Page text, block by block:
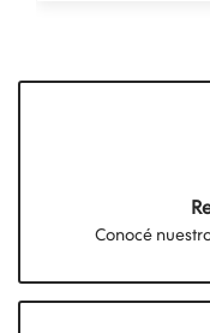
Conocé